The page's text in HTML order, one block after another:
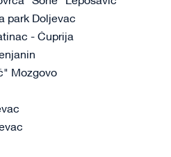
park Doljevac
- Ćuprija
Mozgovo